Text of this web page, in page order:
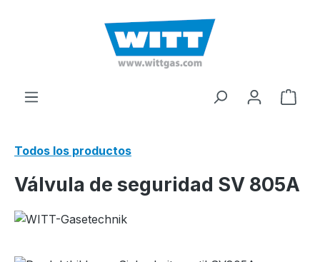
El
Todos los productos
Válvula de seguridad SV 805A